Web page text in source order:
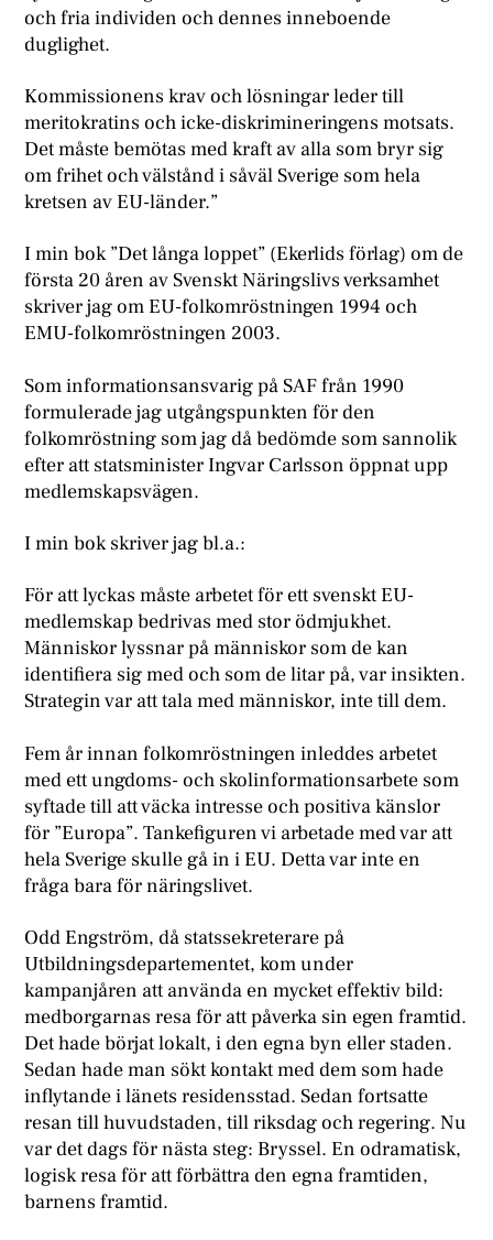
och fria individen och dennes inneboende
duglighet.
Kommissionens krav och lösningar leder till
meritokratins och icke-diskrimineringens motsats.
Det måste bemötas med kraft av alla som bryr sig
om frihet och välstånd i såväl Sverige som hela
kretsen av EU-länder.”
I min bok ”Det långa loppet” (Ekerlids förlag) om de
första 20 åren av Svenskt Näringslivs verksamhet
skriver jag om EU-folkomröstningen 1994 och
EMU-folkomröstningen 2003.
Som informationsansvarig på SAF från 1990
formulerade jag utgångspunkten för den
folkomröstning som jag då bedömde som sannolik
efter att statsminister Ingvar Carlsson öppnat upp
medlemskapsvägen.
I min bok skriver jag bl.a.:
För att lyckas måste arbetet för ett svenskt EU-
medlemskap bedrivas med stor ödmjukhet.
Människor lyssnar på människor som de kan
identifiera sig med och som de litar på, var insikten.
Strategin var att tala med människor, inte till dem.
Fem år innan folkomröstningen inleddes arbetet
med ett ungdoms- och skolinformationsarbete som
syftade till att väcka intresse och positiva känslor
för ”Europa”. Tankefiguren vi arbetade med var att
hela Sverige skulle gå in i EU. Detta var inte en
fråga bara för näringslivet.
Odd Engström, då statssekreterare på
Utbildningsdepartementet, kom under
kampanjåren att använda en mycket effektiv bild:
medborgarnas resa för att påverka sin egen framtid.
Det hade börjat lokalt, i den egna byn eller staden.
Sedan hade man sökt kontakt med dem som hade
inflytande i länets residensstad. Sedan fortsatte
resan till huvudstaden, till riksdag och regering. Nu
var det dags för nästa steg: Bryssel. En odramatisk,
logisk resa för att förbättra den egna framtiden,
barnens framtid.